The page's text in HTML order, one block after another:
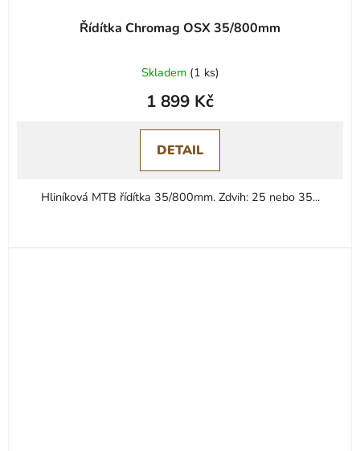
Řídítka Chromag OSX 35/800mm
hodnocení
produktu
0,0
z
5
Skladem (1 ks)
1 899 Kč
DETAIL
Hliníková MTB řídítka 35/800mm. Zdvih: 25 nebo 35...